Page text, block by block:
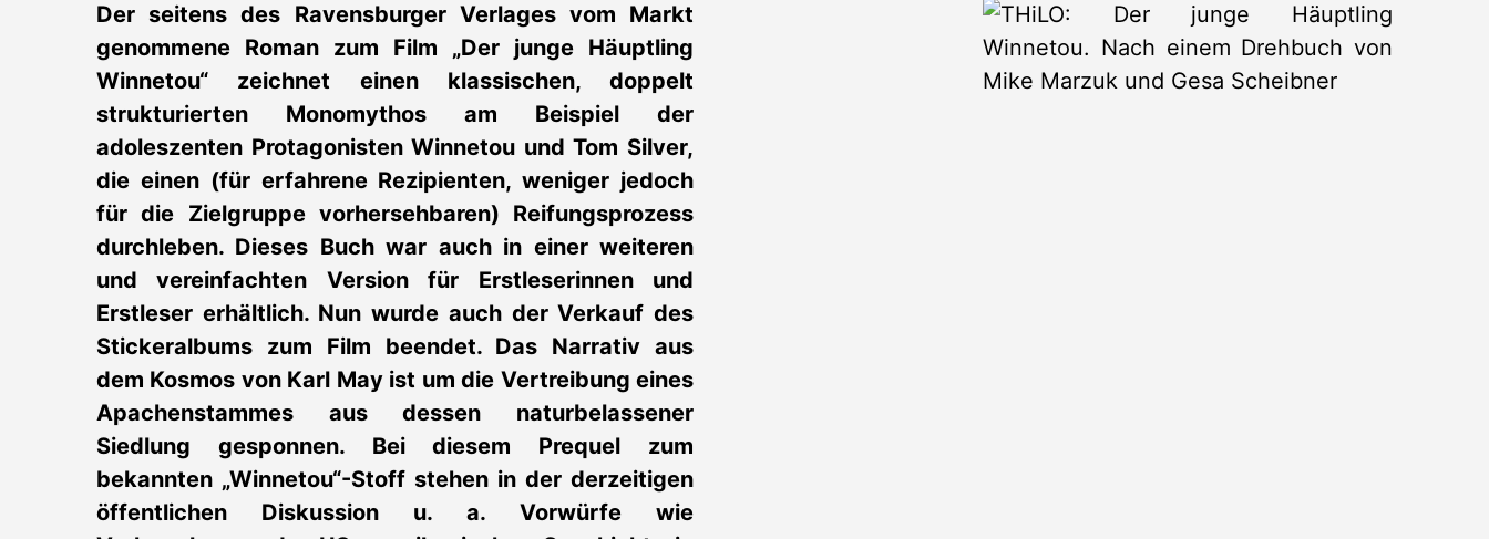
Der seitens des Ravensburger Verlages vom Markt
genommene Roman zum Film „Der junge Häuptling
Winnetou“ zeichnet einen klassischen, doppelt
strukturierten Monomythos am Beispiel der
adoleszenten Protagonisten Winnetou und Tom Silver,
die einen (für erfahrene Rezipienten, weniger jedoch
für die Zielgruppe vorhersehbaren) Reifungsprozess
durchleben. Dieses Buch war auch in einer weiteren
und vereinfachten Version für Erstleserinnen und
Erstleser erhältlich. Nun wurde auch der Verkauf des
Stickeralbums zum Film beendet. Das Narrativ aus
dem Kosmos von Karl May ist um die Vertreibung eines
Apachenstammes aus dessen naturbelassener
Siedlung gesponnen. Bei diesem Prequel zum
bekannten „Winnetou“-Stoff stehen in der derzeitigen
öffentlichen Diskussion u. a. Vorwürfe wie